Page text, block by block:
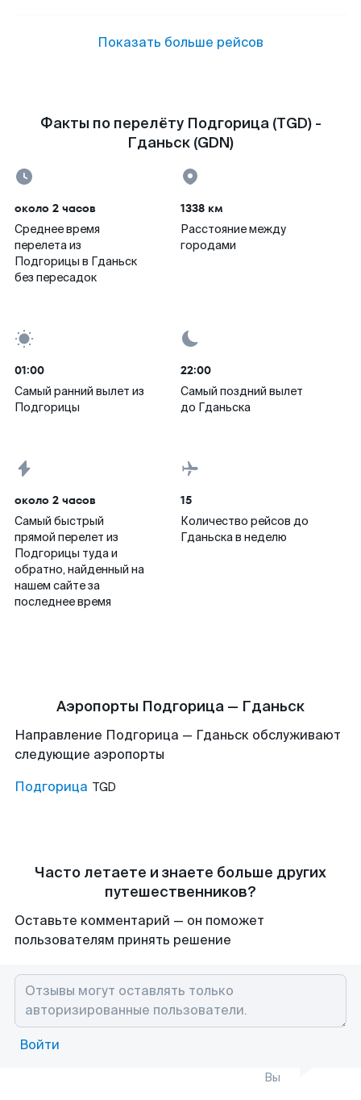
Показать больше рейсов
Факты по перелёту Подгорица (TGD) -
Гданьск (GDN)
около 2 часов
Среднее время
перелета из
Подгорицы в Гданьск
без пересадок
1338 км
Расстояние между
городами
01:00
Самый ранний вылет из
Подгорицы
22:00
Самый поздний вылет
до Гданьска
около 2 часов
Самый быстрый
прямой перелет из
Подгорицы туда и
обратно, найденный на
нашем сайте за
последнее время
15
Количество рейсов до
Гданьска в неделю
Аэропорты Подгорица — Гданьск
Направление Подгорица — Гданьск обслуживают
следующие аэропорты
Подгорица TGD
Часто летаете и знаете больше других
путешественников?
Оставьте комментарий — он поможет
пользователям принять решение
Войти
Вы